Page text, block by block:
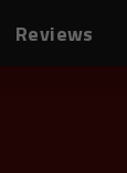
Reviews